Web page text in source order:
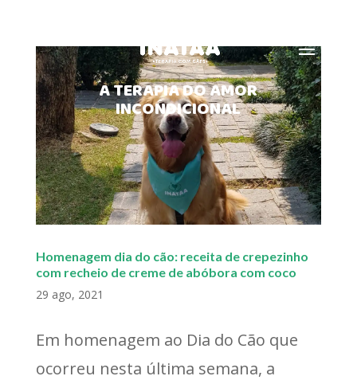
A TERAPIA DO AMOR
INCONDICIONAL
Homenagem dia do cão: receita de crepezinho
com recheio de creme de abóbora com coco
29 ago, 2021
Em homenagem ao Dia do Cão que
ocorreu nesta última semana, a